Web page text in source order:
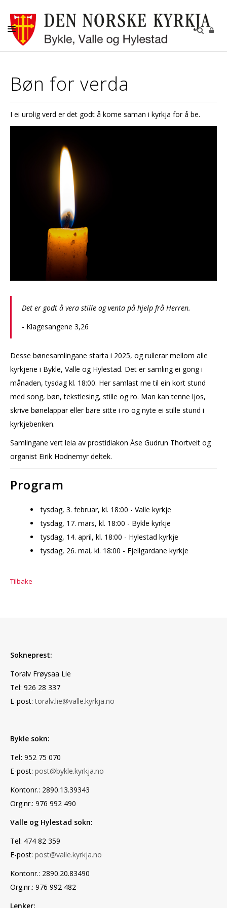
KYRKJER
KONTAKT
Bøn for verda
I ei urolig verd er det godt å kome saman i kyrkja for å be.
Det er godt å vera stille og venta på hjelp frå Herren.
- Klagesangene 3,26
Desse bønesamlingane starta i 2025, og rullerar mellom alle
kyrkjene i Bykle, Valle og Hylestad. Det er samling ei gong i
månaden, tysdag kl. 18:00. Her samlast me til ein kort stund
med song, bøn, tekstlesing, stille og ro. Man kan tenne ljos,
skrive bønelappar eller bare sitte i ro og nyte ei stille stund i
kyrkjebenken.
Samlingane vert leia av prostidiakon Åse Gudrun Thortveit og
organist Eirik Hodnemyr deltek.
Program
tysdag, 3. februar, kl. 18:00 - Valle kyrkje
tysdag, 17. mars, kl. 18:00 - Bykle kyrkje
tysdag, 14. april, kl. 18:00 - Hylestad kyrkje
tysdag, 26. mai, kl. 18:00 - Fjellgardane kyrkje
Tilbake
Sokneprest:
Toralv Frøysaa Lie
Tel: 926 28 337
E-post:toralv.lie@valle.kyrkja.no
Bykle sokn:
Tel: 952 75 070
E-post: post@bykle.kyrkja.no
Kontonr.: 2890.13.39343
Org.nr.: 976 992 490
Valle og Hylestad sokn:
Tel: 474 82 359
E-post: post@valle.kyrkja.no
Kontonr.: 2890.20.83490
Org.nr.: 976 992 482
Lenker: